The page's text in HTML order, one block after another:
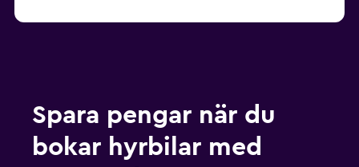
Spara pengar när du
bokar hyrbilar med